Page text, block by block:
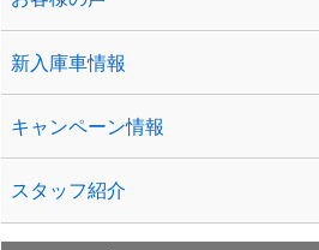
新入庫車情報
キャンペーン情報
スタッフ紹介